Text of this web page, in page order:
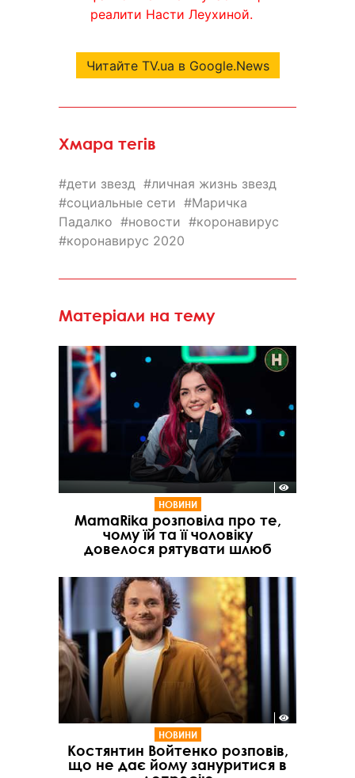
реалити Насти Леухиной.
Читайте TV.ua в Google.News
Хмара тегів
дети звезд
личная жизнь звезд
социальные сети
Маричка
Падалко
новости
коронавирус
коронавирус 2020
Матеріали на тему
НОВИНИ
MamaRika розповіла про те,
чому їй та її чоловіку
довелося рятувати шлюб
НОВИНИ
Костянтин Войтенко розповів,
що не дає йому зануритися в